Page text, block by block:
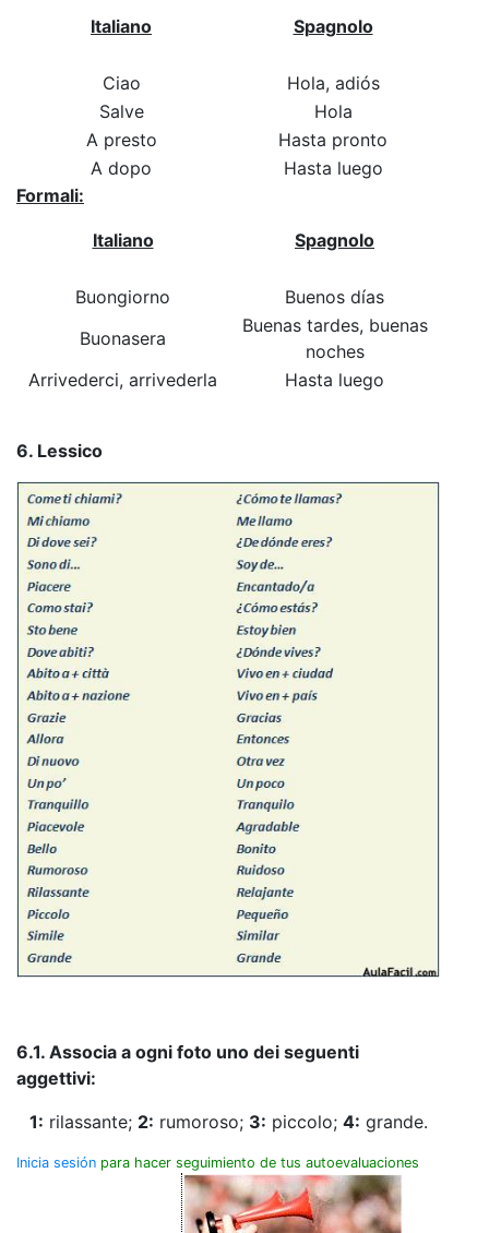
Italiano Spagnolo
Ciao
Hola, adiós
Salve
Hola
A presto
Hasta pronto
A dopo
Hasta luego
Formali:
Italiano Spagnolo
Buongiorno
Buenos días
Buonasera
Buenas tardes, buenas
noches
Arrivederci, arrivederla
Hasta luego
6. Lessico
6.1. Associa a ogni foto uno dei seguenti
aggettivi:
1: rilassante; 2: rumoroso; 3: piccolo; 4: grande.
Inicia sesión para hacer seguimiento de tus autoevaluaciones